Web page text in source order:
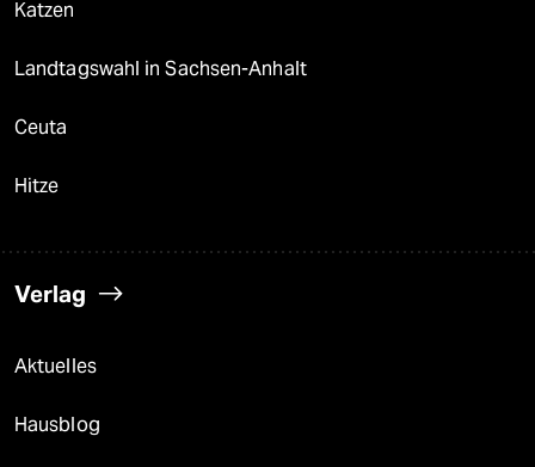
Katzen
Landtagswahl in Sachsen-Anhalt
Ceuta
Hitze
Verlag
Aktuelles
Hausblog